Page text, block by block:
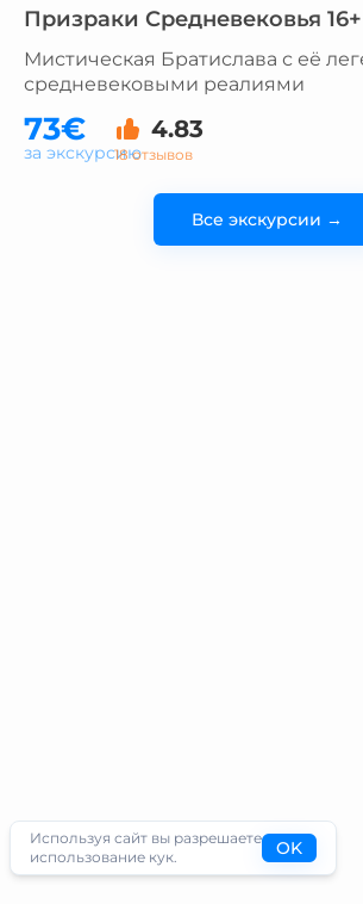
Призраки Средневековья 16+
Мистическая Братислава с её
средневековыми реалиями
73€ 4.83
18 отзывов
за экскурсию
Все экскурсии →
Используя сайт вы разрешаете
использование кук.
OK